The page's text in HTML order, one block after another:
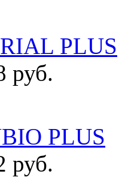
PLUS
руб.
PLUS
руб.